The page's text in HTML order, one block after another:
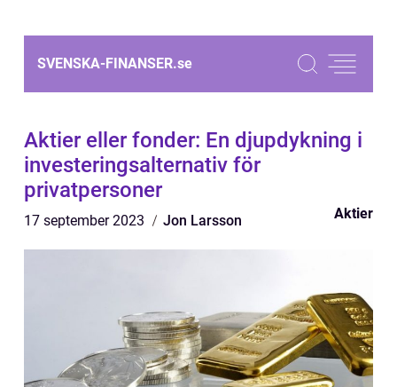
SVENSKA-FINANSER.se
Aktier eller fonder: En djupdykning i
investeringsalternativ för
privatpersoner
17 september 2023 Jon Larsson Aktier